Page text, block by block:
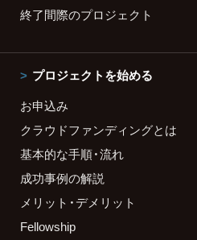
終了間際のプロジェクト
プロジェクトを始める
お申込み
クラウドファンディングとは
基本的な手順・流れ
成功事例の解説
メリット・デメリット
Fellowship